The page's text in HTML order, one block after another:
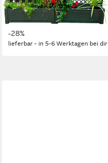
67,99 € UVP94,90 €
nur diesen Monat
-28%
lieferbar - in 5-6 Werktagen bei dir